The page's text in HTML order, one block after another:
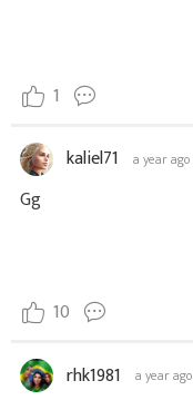
1
kaliel71 a year ago
Gg
10
rhk1981 a year ago